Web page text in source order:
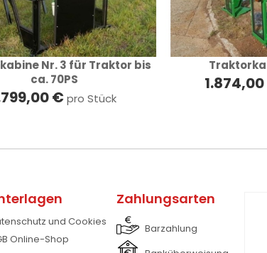
Nr. 3 für Traktor bis
ca. 70PS
€ pro Stück
und Cookies
Online-Shop
Zahlungsarten
Barzahlung